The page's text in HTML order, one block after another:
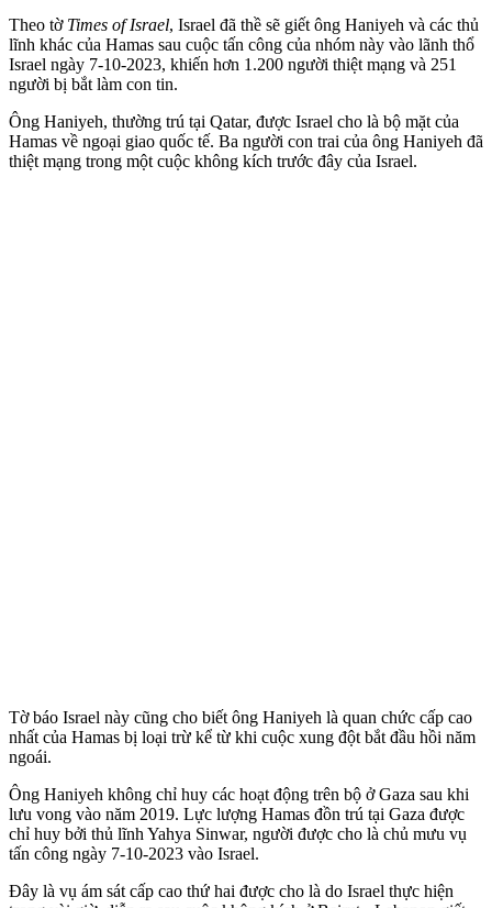
Theo tờ Times of Israel, Israel đã thề sẽ giết ông Haniyeh và các thủ
lĩnh khác của Hamas sau cuộc tấn công của nhóm này vào lãnh thổ
Israel ngày 7-10-2023, khiến hơn 1.200 người thiệt mạng và 251
người bị bắt làm con tin.
Ông Haniyeh, thường trú tại Qatar, được Israel cho là bộ mặt của
Hamas về ngoại giao quốc tế. Ba người con trai của ông Haniyeh đã
thiệt mạng trong một cuộc không kích trước đây của Israel.
Tờ báo Israel này cũng cho biết ông Haniyeh là quan chức cấp cao
nhất của Hamas bị loại trừ kể từ khi cuộc xung đột bắt đầu hồi năm
ngoái.
Ông Haniyeh không chỉ huy các hoạt động trên bộ ở Gaza sau khi
lưu vong vào năm 2019. Lực lượng Hamas đồn trú tại Gaza được
chỉ huy bởi thủ lĩnh Yahya Sinwar, người được cho là chủ mưu vụ
tấn công ngày 7-10-2023 vào Israel.
Đây là vụ ám sát cấp cao thứ hai được cho là do Israel thực hiện